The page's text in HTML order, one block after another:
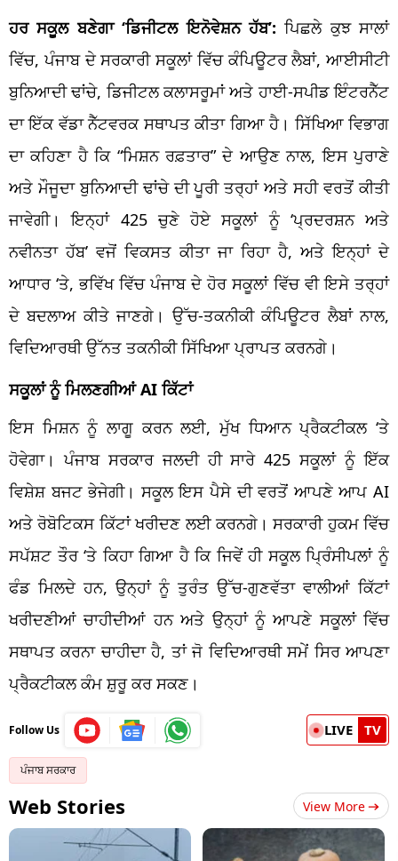
ਹਰ ਸਕੂਲ ਬਣੇਗਾ ‘ਡਿਜੀਟਲ ਇਨੋਵੇਸ਼ਨ ਹੱਬ’: ਪਿਛਲੇ ਕੁਝ ਸਾਲਾਂ
ਵਿੱਚ, ਪੰਜਾਬ ਦੇ ਸਰਕਾਰੀ ਸਕੂਲਾਂ ਵਿੱਚ ਕੰਪਿਊਟਰ ਲੈਬਾਂ, ਆਈਸੀਟੀ
ਬੁਨਿਆਦੀ ਢਾਂਚੇ, ਡਿਜੀਟਲ ਕਲਾਸਰੂਮਾਂ ਅਤੇ ਹਾਈ-ਸਪੀਡ ਇੰਟਰਨੈੱਟ
ਦਾ ਇੱਕ ਵੱਡਾ ਨੈੱਟਵਰਕ ਸਥਾਪਤ ਕੀਤਾ ਗਿਆ ਹੈ। ਸਿੱਖਿਆ ਵਿਭਾਗ
ਦਾ ਕਹਿਣਾ ਹੈ ਕਿ “ਮਿਸ਼ਨ ਰਫ਼ਤਾਰ” ਦੇ ਆਉਣ ਨਾਲ, ਇਸ ਪੁਰਾਣੇ
ਅਤੇ ਮੌਜੂਦਾ ਬੁਨਿਆਦੀ ਢਾਂਚੇ ਦੀ ਪੂਰੀ ਤਰ੍ਹਾਂ ਅਤੇ ਸਹੀ ਵਰਤੋਂ ਕੀਤੀ
ਜਾਵੇਗੀ। ਇਨ੍ਹਾਂ 425 ਚੁਣੇ ਹੋਏ ਸਕੂਲਾਂ ਨੂੰ ‘ਪ੍ਰਦਰਸ਼ਨ ਅਤੇ
ਨਵੀਨਤਾ ਹੱਬ’ ਵਜੋਂ ਵਿਕਸਤ ਕੀਤਾ ਜਾ ਰਿਹਾ ਹੈ, ਅਤੇ ਇਨ੍ਹਾਂ ਦੇ
ਆਧਾਰ ‘ਤੇ, ਭਵਿੱਖ ਵਿੱਚ ਪੰਜਾਬ ਦੇ ਹੋਰ ਸਕੂਲਾਂ ਵਿੱਚ ਵੀ ਇਸੇ ਤਰ੍ਹਾਂ
ਦੇ ਬਦਲਾਅ ਕੀਤੇ ਜਾਣਗੇ। ਉੱਚ-ਤਕਨੀਕੀ ਕੰਪਿਊਟਰ ਲੈਬਾਂ ਨਾਲ,
ਵਿਦਿਆਰਥੀ ਉੱਨਤ ਤਕਨੀਕੀ ਸਿੱਖਿਆ ਪ੍ਰਾਪਤ ਕਰਨਗੇ।
ਸਕੂਲਾਂ ਨੂੰ ਮਿਲਣਗੀਆਂ AI ਕਿੱਟਾਂ
ਇਸ ਮਿਸ਼ਨ ਨੂੰ ਲਾਗੂ ਕਰਨ ਲਈ, ਮੁੱਖ ਧਿਆਨ ਪ੍ਰੈਕਟੀਕਲ ‘ਤੇ
ਹੋਵੇਗਾ। ਪੰਜਾਬ ਸਰਕਾਰ ਜਲਦੀ ਹੀ ਸਾਰੇ 425 ਸਕੂਲਾਂ ਨੂੰ ਇੱਕ
ਵਿਸ਼ੇਸ਼ ਬਜਟ ਭੇਜੇਗੀ। ਸਕੂਲ ਇਸ ਪੈਸੇ ਦੀ ਵਰਤੋਂ ਆਪਣੇ ਆਪ AI
ਅਤੇ ਰੋਬੋਟਿਕਸ ਕਿੱਟਾਂ ਖਰੀਦਣ ਲਈ ਕਰਨਗੇ। ਸਰਕਾਰੀ ਹੁਕਮ ਵਿੱਚ
ਸਪੱਸ਼ਟ ਤੌਰ ‘ਤੇ ਕਿਹਾ ਗਿਆ ਹੈ ਕਿ ਜਿਵੇਂ ਹੀ ਸਕੂਲ ਪ੍ਰਿੰਸੀਪਲਾਂ ਨੂੰ
ਫੰਡ ਮਿਲਦੇ ਹਨ, ਉਨ੍ਹਾਂ ਨੂੰ ਤੁਰੰਤ ਉੱਚ-ਗੁਣਵੱਤਾ ਵਾਲੀਆਂ ਕਿੱਟਾਂ
ਖਰੀਦਣੀਆਂ ਚਾਹੀਦੀਆਂ ਹਨ ਅਤੇ ਉਨ੍ਹਾਂ ਨੂੰ ਆਪਣੇ ਸਕੂਲਾਂ ਵਿੱਚ
ਸਥਾਪਤ ਕਰਨਾ ਚਾਹੀਦਾ ਹੈ, ਤਾਂ ਜੋ ਵਿਦਿਆਰਥੀ ਸਮੇਂ ਸਿਰ ਆਪਣਾ
ਪ੍ਰੈਕਟੀਕਲ ਕੰਮ ਸ਼ੁਰੂ ਕਰ ਸਕਣ।
Follow Us LIVE TV
ਪੰਜਾਬ ਸਰਕਾਰ
Web Stories View More